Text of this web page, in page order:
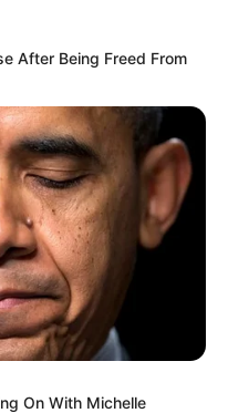
After Being Freed From
On With Michelle